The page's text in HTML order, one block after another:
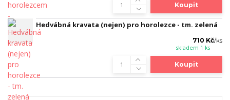
Koupit
Hedvábná kravata (nejen) pro horolezce - tm. zelená
710 Kč/ks
skladem 1 ks
Koupit